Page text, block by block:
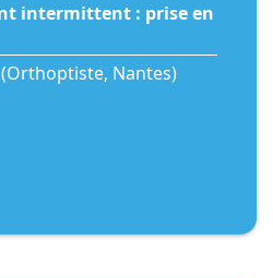
intermittent : prise en
Nantes)